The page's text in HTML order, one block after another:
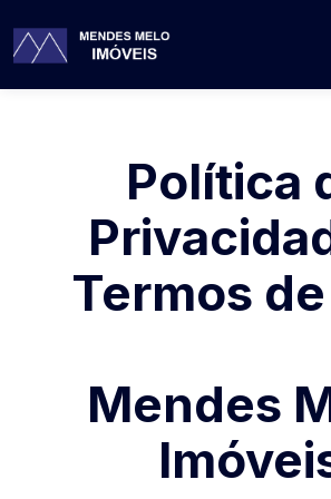
Política
Termos
Mendes